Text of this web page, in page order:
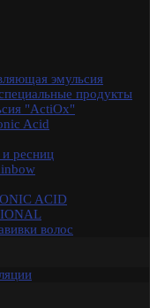
для волос спрей с
шампунь
эмульсия
продукты
"ActiOx"
Acid
ресниц
ACID
волос